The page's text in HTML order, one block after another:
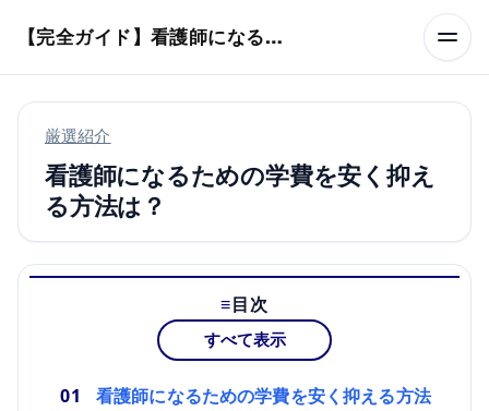
【完全ガイド】看護師になるまでのステップ＆スケジュール
厳選紹介
看護師になるための学費を安く抑え
る方法は？
目次
すべて表示
看護師になるための学費を安く抑える方法